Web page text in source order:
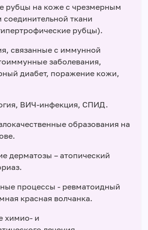
рубцы на коже с чрезмерным
соединительной ткани
рубцы).
связанные с иммунной
заболевания,
диабет, поражение кожи,
ВИЧ-инфекция, СПИД.
образования на
дерматозы – атопический
процессы - ревматоидный
красная волчанка.
химио- и